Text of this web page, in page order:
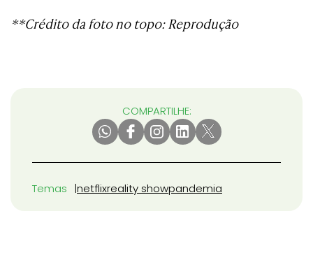
**Crédito da foto no topo: Reprodução
COMPARTILHE:
Temas netflixreality showpandemia